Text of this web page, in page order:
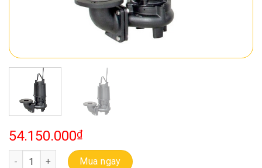
54.150.000₫
Bơm Chìm Thải Ebara 50 DVS 5 7.5 (LM50) số lượng
Mua ngay